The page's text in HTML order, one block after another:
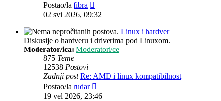
Postao/la fibra
post
02 svi 2026, 09:32
Linux i hardver
Diskusije o hardveru i driverima pod Linuxom.
Moderator/ica: Moderatori/ce
875 Teme
12538 Postovi
Zadnji post Re: AMD i linux kompatibilnost
Postao/la rudar
post
19 vel 2026, 23:46